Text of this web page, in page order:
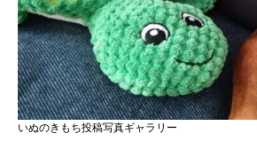
いぬのきもち投稿写真ギャラリー